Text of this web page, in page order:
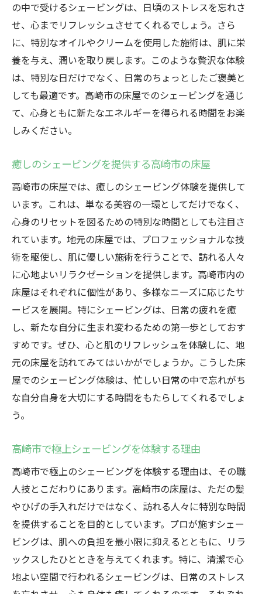
の中で受けるシェービングは、日頃のストレスを忘れさ
せ、心までリフレッシュさせてくれるでしょう。さら
に、特別なオイルやクリームを使用した施術は、肌に栄
養を与え、潤いを取り戻します。このような贅沢な体験
は、特別な日だけでなく、日常のちょっとしたご褒美と
しても最適です。高崎市の床屋でのシェービングを通じ
て、心身ともに新たなエネルギーを得られる時間をお楽
しみください。
癒しのシェービングを提供する高崎市の床屋
高崎市の床屋では、癒しのシェービング体験を提供して
います。これは、単なる美容の一環としてだけでなく、
心身のリセットを図るための特別な時間としても注目さ
れています。地元の床屋では、プロフェッショナルな技
術を駆使し、肌に優しい施術を行うことで、訪れる人々
に心地よいリラクゼーションを提供します。高崎市内の
床屋はそれぞれに個性があり、多様なニーズに応じたサ
ービスを展開。特にシェービングは、日常の疲れを癒
し、新たな自分に生まれ変わるための第一歩としておす
すめです。ぜひ、心と肌のリフレッシュを体験しに、地
元の床屋を訪れてみてはいかがでしょうか。こうした床
屋でのシェービング体験は、忙しい日常の中で忘れがち
な自分自身を大切にする時間をもたらしてくれるでしょ
う。
高崎市で極上シェービングを体験する理由
高崎市で極上のシェービングを体験する理由は、その職
人技とこだわりにあります。高崎市の床屋は、ただの髪
やひげの手入れだけではなく、訪れる人々に特別な時間
を提供することを目的としています。プロが施すシェー
ビングは、肌への負担を最小限に抑えるとともに、リラ
ックスしたひとときを与えてくれます。特に、清潔で心
地よい空間で行われるシェービングは、日常のストレス